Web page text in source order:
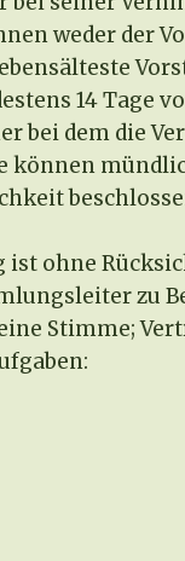
weder der
14 Tage
bei dem die
ohne
zu
Stimme;